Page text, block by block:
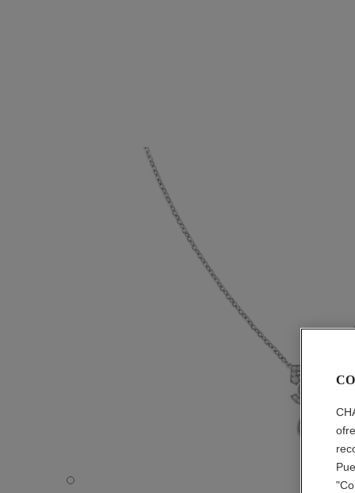
Collar Eternal N°5 - Vista por defecto - ver la versión